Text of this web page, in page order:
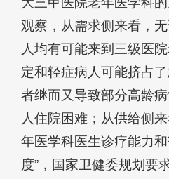
观察，从需求侧来看，
人均有可能来到三级医
定和轻症病人可能挤占
者继而又导致部分高龄
人住院困难；从供给侧
年医学科医生诊疗能力
度”，国家卫健委规划要